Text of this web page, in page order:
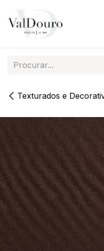
Texturados e